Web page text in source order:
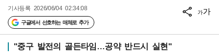
기사등록 2026/06/04 02:34:08
구글에서 선호하는 매체로 추가
가가
"중구 발전의 골든타임…공약 반드시 실현"